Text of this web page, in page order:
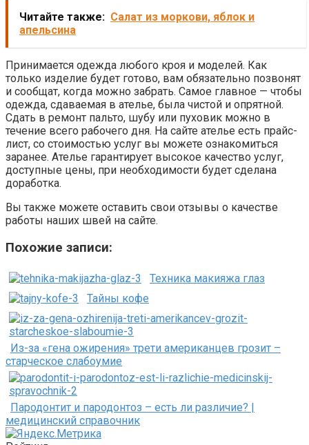
Читайте также: Салат из моркови, яблок и
апельсина
Принимается одежда любого кроя и моделей. Как
только изделие будет готово, вам обязательно позвонят
и сообщат, когда можно забрать. Самое главное — чтобы
одежда, сдаваемая в ателье, была чистой и опрятной.
Сдать в ремонт пальто, шубу или пуховик можно в
течение всего рабочего дня. На сайте ателье есть прайс-
лист, со стоимостью услуг вы можете ознакомиться
заранее. Ателье гарантирует высокое качество услуг,
доступные цены, при необходимости будет сделана
доработка.
Вы также можете оставить свои отзывы о качестве
работы наших швей на сайте.
Похожие записи:
Техника макияжа глаз
Тайны кофе
Из-за «гена ожирения» трети американцев грозит –
старческое слабоумие
Пародонтит и пародонтоз – есть ли различие? |
медицинский справочник